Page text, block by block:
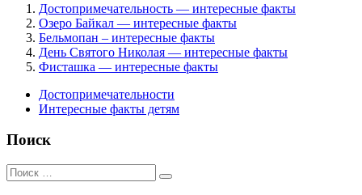
Достопримечательность — интересные факты
Озеро Байкал — интересные факты
Бельмопан – интересные факты
День Святого Николая — интересные факты
Фисташка — интересные факты
Достопримечательности
Интересные факты детям
Поиск
Поиск
для: